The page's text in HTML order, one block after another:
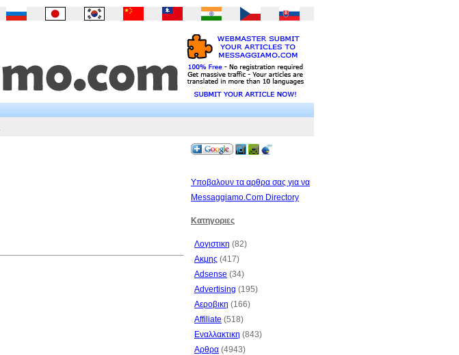
Υποβαλουν τα αρθρα σας για να
Messaggiamo.Com Directory
Κατηγοριες
Λογιστικη (82)
Ακμης (417)
Adsense (34)
Advertising (195)
Αεροβικη (166)
Affiliate (518)
Εναλλακτικη (843)
Αρθρα (4943)